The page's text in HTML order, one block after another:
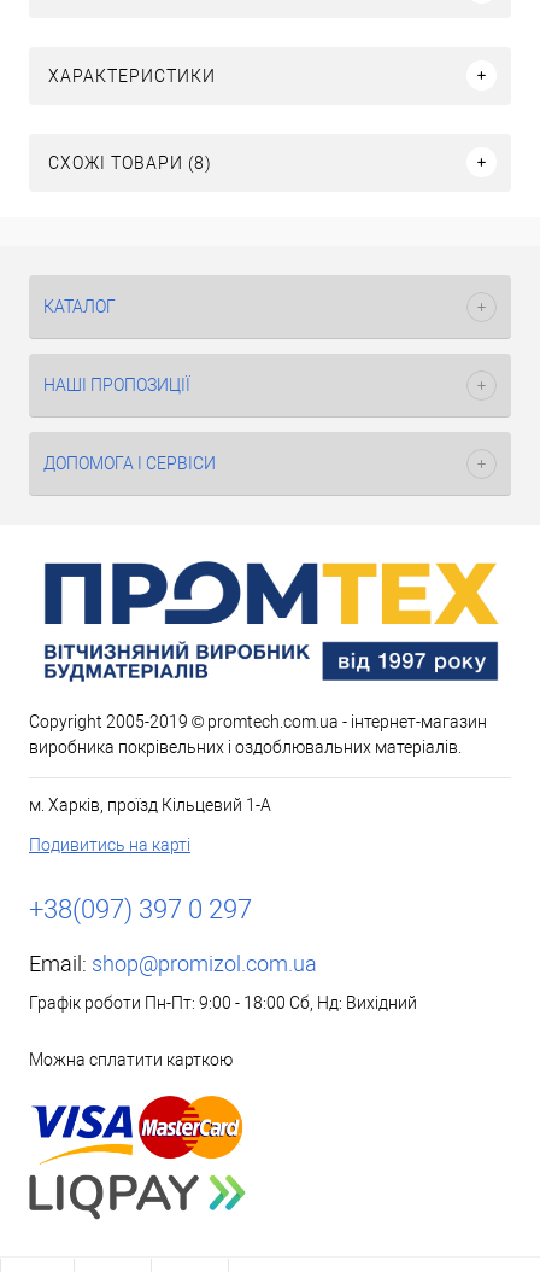
ХАРАКТЕРИСТИКИ
СХОЖІ ТОВАРИ (8)
КАТАЛОГ
НАШІ ПРОПОЗИЦІЇ
ДОПОМОГА І СЕРВІСИ
Copyright 2005-2019 © promtech.com.ua - інтернет-магазин
виробника покрівельних і оздоблювальних матеріалів.
м. Харків, проїзд Кільцевий 1-А
Подивитись на карті
+38(097) 397 0 297
Email: shop@promizol.com.ua
Графік роботи Пн-Пт: 9:00 - 18:00 Сб, Нд: Вихідний
Можна сплатити карткою